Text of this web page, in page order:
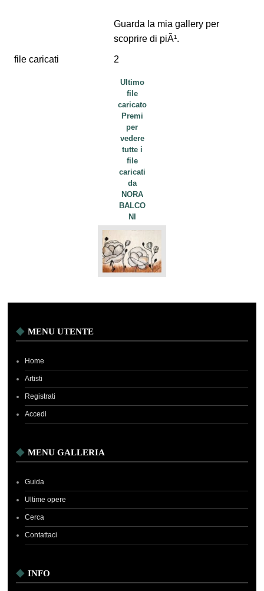
Guarda la mia gallery per
scoprire di piÃ¹.
file caricati 2
Ultimo
file
caricato
Premi
per
vedere
tutte i
file
caricati
da
NORA
BALCO
NI
MENU UTENTE
Home
Artisti
Registrati
Accedi
MENU GALLERIA
Guida
Ultime opere
Cerca
Contattaci
INFO